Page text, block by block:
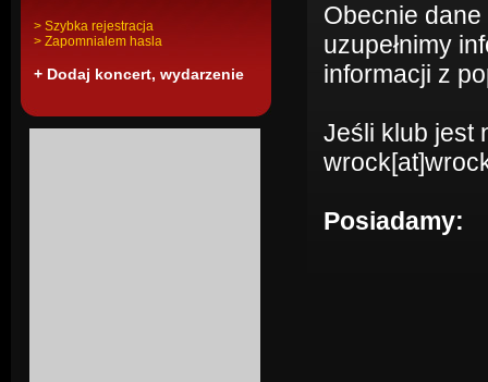
> Szybka rejestracja
> Zapomnialem hasla
+ Dodaj koncert, wydarzenie
Obecnie
uzupełnimy
informacji z
Jeśli klub jest
Posiadamy: